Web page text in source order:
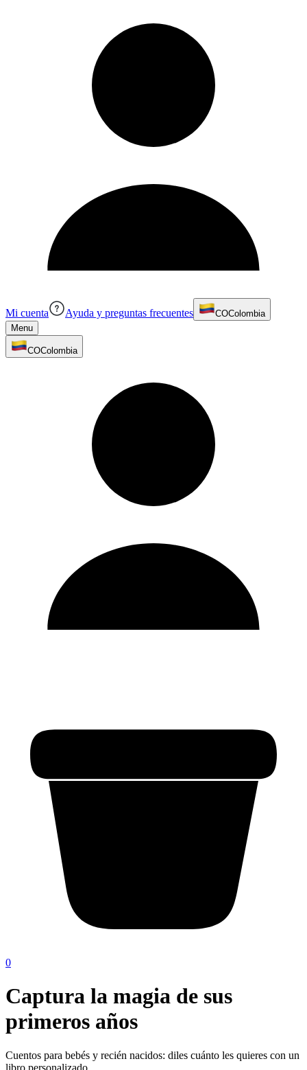
Mi cuenta Ayuda y preguntas frecuentes COColombia
Menu
COColombia
0
Captura la magia de sus
primeros años
Cuentos para bebés y recién nacidos: diles cuánto les quieres con un
libro personalizado